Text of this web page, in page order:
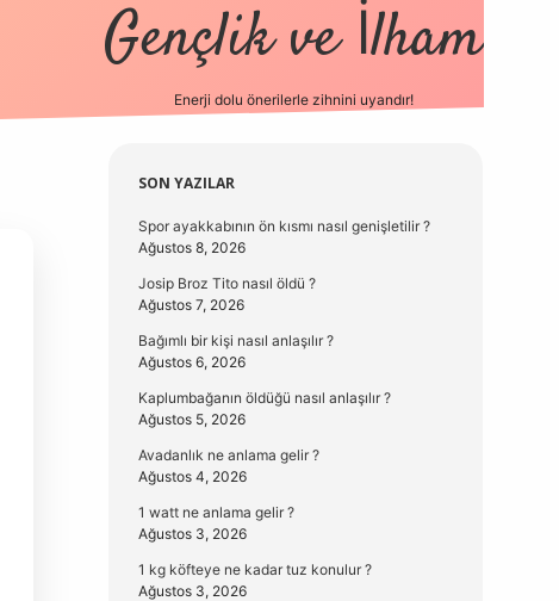
Gençlik ve İlham
Enerji dolu önerilerle zihnini uyandır!
Sidebar
SON YAZILAR
Spor ayakkabının ön kısmı nasıl genişletilir ?
Ağustos 8, 2026
Josip Broz Tito nasıl öldü ?
Ağustos 7, 2026
Bağımlı bir kişi nasıl anlaşılır ?
Ağustos 6, 2026
Kaplumbağanın öldüğü nasıl anlaşılır ?
Ağustos 5, 2026
Avadanlık ne anlama gelir ?
Ağustos 4, 2026
1 watt ne anlama gelir ?
Ağustos 3, 2026
1 kg köfteye ne kadar tuz konulur ?
Ağustos 3, 2026